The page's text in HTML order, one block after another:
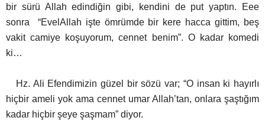
bir sürü Allah edindiğin gibi, kendini de put yaptın. Eee
sonra “EvelAllah işte ömrümde bir kere hacca gittim, beş
vakit camiye koşuyorum, cennet benim”. O kadar komedi
ki…
Hz. Ali Efendimizin güzel bir sözü var; “O insan ki hayırlı
hiçbir ameli yok ama cennet umar Allah’tan, onlara şaştığım
kadar hiçbir şeye şaşmam” diyor.